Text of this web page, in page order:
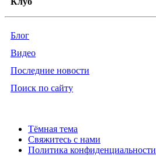
Блог
Видео
Последние новости
Поиск по сайту
Тёмная тема
Свяжитесь с нами
Политика конфиденциальности